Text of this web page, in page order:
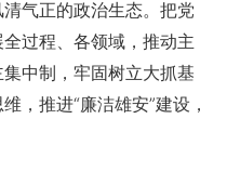
气正的政治生态。把党
过程、各领域，推动主
中制，牢固树立大抓基
，推进“廉洁雄安”建设，